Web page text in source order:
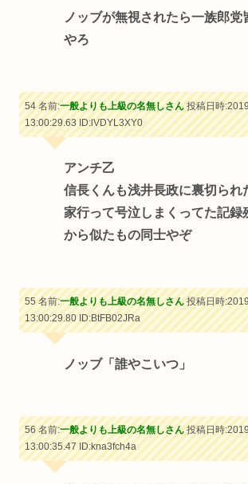
ノッブが無視されたら一族郎党
やろ
54 名前:一般よりも上級の名無しさん投稿日時
13:00:29.63ID:lVDYL3XY0
アンチ乙
信長くんも浅井長政に裏切られ
家行って号泣しまくってた記録
から似たもの同士やぞ
55 名前:一般よりも上級の名無しさん投稿日時
13:00:29.80ID:BtFB02JRa
ノッブ「誰やこいつ」
56 名前:一般よりも上級の名無しさん投稿日時
13:00:35.47ID:kna3fch4a